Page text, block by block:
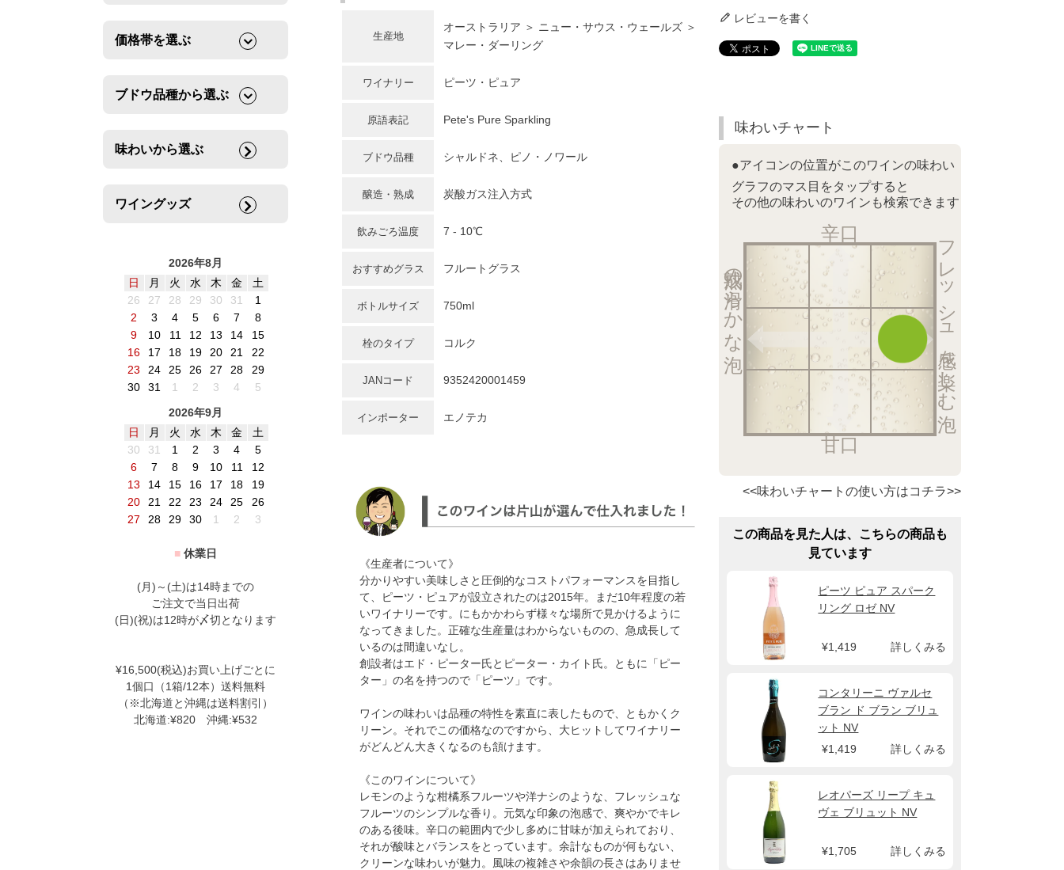
価格帯を選ぶ
ブドウ品種から選ぶ
味わいから選ぶ
ワイングッズ
2026年8月
日
月 火 水 木 金
土
26
27 28 29 30 31
1
2
3 4 5 6 7
8
9
10 11 12 13 14
15
16
17 18 19 20 21
22
23
24 25 26 27 28
29
30
31 1 2 3 4
5
2026年9月
日
月 火 水 木 金
土
30
31 1 2 3 4
5
6
7 8 9 10 11
12
13
14 15 16 17 18
19
20
21 22 23 24 25
26
27
28 29 30 1 2 3
■ 休業日
(月)～(土)は14時までの
ご注文で当日出荷
(日)(祝)は12時が〆切となります
¥16,500(税込)お買い上げごとに
1個口（1箱/12本）送料無料
（※北海道と沖縄は送料割引）
北海道:¥820 沖縄:¥532
生産地
オーストラリア ＞ ニュー・サウス・ウェールズ ＞
マレー・ダーリング
ワイナリー ピーツ・ピュア
原語表記 Pete's Pure Sparkling
ブドウ品種 シャルドネ、ピノ・ノワール
醸造・熟成 炭酸ガス注入方式
飲みごろ温度 7 - 10℃
おすすめグラス フルートグラス
ボトルサイズ 750ml
栓のタイプ コルク
JANコード 9352420001459
インポーター エノテカ
《生産者について》
分かりやすい美味しさと圧倒的なコストパフォーマンスを目指し
て、ピーツ・ピュアが設立されたのは2015年。まだ10年程度の若
いワイナリーです。にもかかわらず様々な場所で見かけるように
なってきました。正確な生産量はわからないものの、急成長して
いるのは間違いなし。
創設者はエド・ピーター氏とピーター・カイト氏。ともに「ピー
ター」の名を持つので「ピーツ」です。
ワインの味わいは品種の特性を素直に表したもので、ともかくク
リーン。それでこの価格なのですから、大ヒットしてワイナリー
がどんどん大きくなるのも頷けます。
《このワインについて》
レモンのような柑橘系フルーツや洋ナシのような、フレッシュな
フルーツのシンプルな香り。元気な印象の泡感で、爽やかでキレ
のある後味。辛口の範囲内で少し多めに甘味が加えられており、
それが酸味とバランスをとっています。余計なものが何もない、
クリーンな味わいが魅力。風味の複雑さや余韻の長さはありませ
レビューを書く
味わいチャート
●アイコンの位置がこのワインの味わい
グラフのマス目をタップすると
その他の味わいのワインも検索できます
辛口 フレッシュ感を楽しむ泡
甘口
熟成の滑らかな泡
<<味わいチャートの使い方はコチラ>>
この商品を見た人は、こちらの商品も
見ています
ピーツ ピュア スパーク
リング ロゼ NV
¥1,419 詳しくみる
コンタリーニ ヴァルセ
ブラン ド ブラン ブリュ
ット NV
¥1,419
詳しくみる
レオパーズ リープ キュ
ヴェ ブリュット NV
¥1,705 詳しくみる